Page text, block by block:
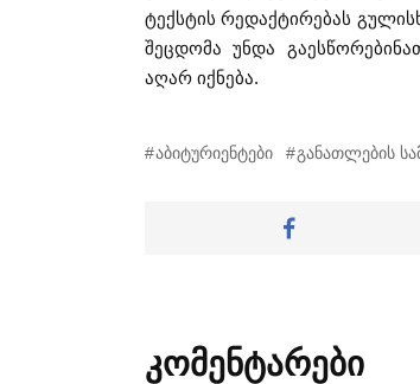
ტექსტის რედაქტირებას
შეცდომა უნდა
აღარ იქნება.
აბიტურიენტები განათლების
კომენტარები